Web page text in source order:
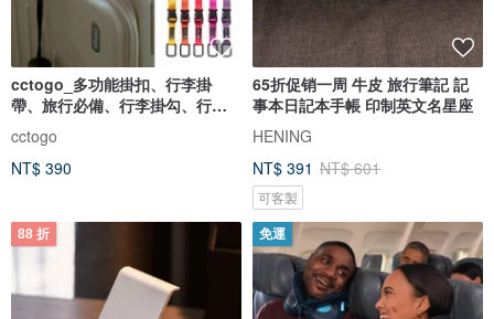
cctogo_多功能掛扣、行李掛
帶、旅行必備、行李掛勾、行李
固定
cctogo
NT$ 390
65折促销一周 牛皮 旅行筆記 記
事本日記本手帳 印制英文名星座
HENING
NT$ 391 NT$ 601
可客製
88 折 免運